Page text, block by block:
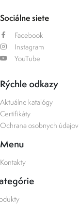
Sociálne siete
Facebook
Instagram
YouTube
Rýchle odkazy
Aktuálne katalógy
Certifikáty
Ochrana osobnych údajov
Menu
Kontakty